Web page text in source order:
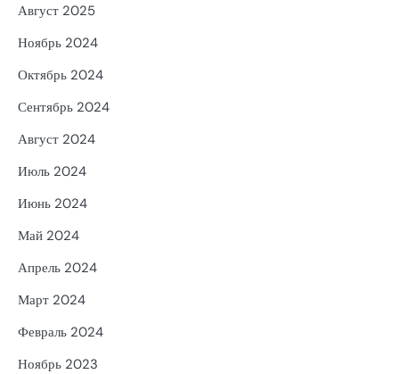
Август 2025
Ноябрь 2024
Октябрь 2024
Сентябрь 2024
Август 2024
Июль 2024
Июнь 2024
Май 2024
Апрель 2024
Март 2024
Февраль 2024
Ноябрь 2023